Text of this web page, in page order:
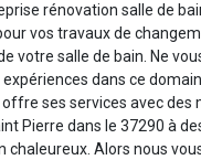
rénovation salle de
vos travaux de
votre salle de bain. Ne
dans ce
ses services avec
Pierre dans le 37290 à
chaleureux. Alors nous